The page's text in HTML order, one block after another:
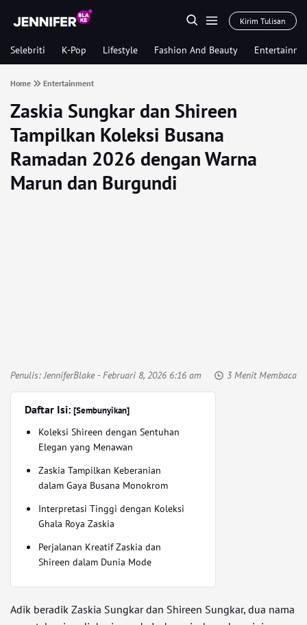
Kirim Tulisan
Selebriti K-Pop Lifestyle Fashion And Beauty
Home Entertainment
Zaskia Sungkar dan Shireen
Tampilkan Koleksi Busana
Ramadan 2026 dengan Warna
Marun dan Burgundi
Penulis:JenniferBlake- Februari 8, 2026 6:16 am 3 Menit Membaca
Daftar Isi: [Sembunyikan]
Koleksi Shireen dengan Sentuhan
Elegan yang Menawan
Zaskia Tampilkan Keberanian
dalam Gaya Busana Monokrom
Interpretasi Tinggi dengan Koleksi
Ghala Roya Zaskia
Perjalanan Kreatif Zaskia dan
Shireen dalam Dunia Mode
Adik beradik Zaskia Sungkar dan Shireen Sungkar, dua nama